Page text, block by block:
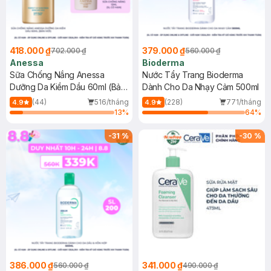
418.000 ₫702.000 ₫
Anessa
Sữa Chống Nắng Anessa
Dưỡng Da Kiềm Dầu 60ml (Bản
Mới)
4.9 (44)
516/tháng
13%
379.000 ₫560.000 ₫
Bioderma
Nước Tẩy Trang Bioderma
Dành Cho Da Nhạy Cảm 500ml
4.9 (228)
771/tháng
64%
-31%
386.000 ₫560.000 ₫
-30 %
341.000 ₫490.000 ₫